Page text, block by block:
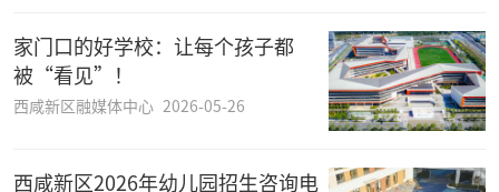
家门口的好学校：让每个孩子都
被“看见”！
西咸新区融媒体中心 2026-05-26
西咸新区2026年幼儿园招生咨询电